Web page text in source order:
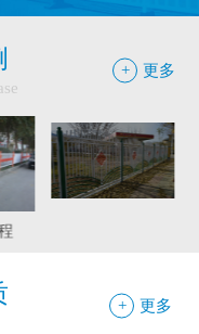
候车环境
+ 更多
例
+ 更多